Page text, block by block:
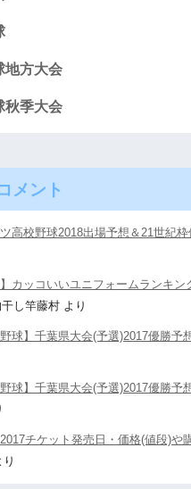
地方大会
秋季大会
メント
高校野球2018出場予想＆21世紀枠
】カッコいいユニフォームランキ
し竿藤村より
野球】千葉県大会(予選)2017優勝予
野球】千葉県大会(予選)2017優勝予
チケット発売日・価格(値段)や
り